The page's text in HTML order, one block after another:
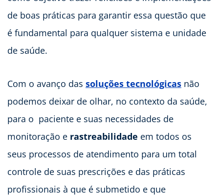
de boas práticas para garantir essa questão que
é fundamental para qualquer sistema e unidade
de saúde.
Com o avanço das soluções tecnológicas não
podemos deixar de olhar, no contexto da saúde,
para o paciente e suas necessidades de
monitoração e rastreabilidade em todos os
seus processos de atendimento para um total
controle de suas prescrições e das práticas
profissionais à que é submetido e que